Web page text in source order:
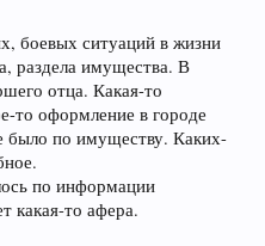
боевых ситуаций в жизни
раздела имущества. В
отца. Какая-то
то оформление в городе
было по имуществу. Каких-
по информации
какая-то афера.